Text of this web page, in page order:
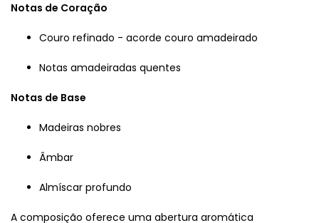
Notas de Coração
Couro refinado - acorde couro amadeirado
Notas amadeiradas quentes
Notas de Base
Madeiras nobres
Âmbar
Almíscar profundo
A composição oferece uma abertura aromática